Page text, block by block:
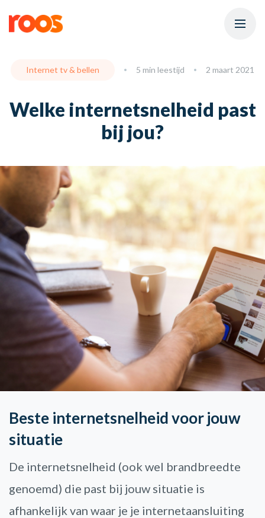
Internet tv & bellen 5 min leestijd 2 maart 2021
Welke internetsnelheid past
bij jou?
Beste internetsnelheid voor jouw
situatie
De internetsnelheid (ook wel brandbreedte
genoemd) die past bij jouw situatie is
afhankelijk van waar je je internetaansluiting